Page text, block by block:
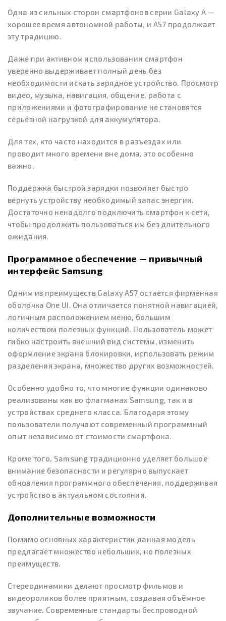
Одна из сильных сторон смартфонов серии Galaxy A —
хорошее время автономной работы, и A57 продолжает
эту традицию.
Даже при активном использовании смартфон
уверенно выдерживает полный день без
необходимости искать зарядное устройство. Просмотр
видео, музыка, навигация, общение, работа с
приложениями и фотографирование не становятся
серьёзной нагрузкой для аккумулятора.
Для тех, кто часто находится в разъездах или
проводит много времени вне дома, это особенно
важно.
Поддержка быстрой зарядки позволяет быстро
вернуть устройству необходимый запас энергии.
Достаточно ненадолго подключить смартфон к сети,
чтобы продолжить пользоваться им без длительного
ожидания.
Программное обеспечение — привычный
интерфейс Samsung
Одним из преимуществ Galaxy A57 остается фирменная
оболочка One UI. Она отличается понятной навигацией,
логичным расположением меню, большим
количеством полезных функций. Пользователь может
гибко настроить внешний вид системы, изменить
оформление экрана блокировки, использовать режим
разделения экрана, множество других возможностей.
Особенно удобно то, что многие функции одинаково
реализованы как во флагманах Samsung, так и в
устройствах среднего класса. Благодаря этому
пользователи получают современный программный
опыт независимо от стоимости смартфона.
Кроме того, Samsung традиционно уделяет большое
внимание безопасности и регулярно выпускает
обновления программного обеспечения, поддерживая
устройство в актуальном состоянии.
Дополнительные возможности
Помимо основных характеристик данная модель
предлагает множество небольших, но полезных
преимуществ.
Стереодинамики делают просмотр фильмов и
видеороликов более приятным, создавая объёмное
звучание. Современные стандарты беспроводной